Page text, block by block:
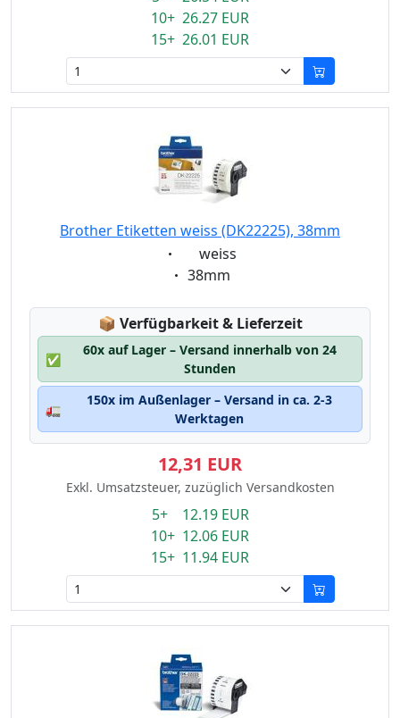
10+ 26.27 EUR
15+ 26.01 EUR
Brother Etiketten weiss (DK22225), 38mm
Eigenschaft:
weiss
Eigenschaft:
38mm
📦 Lagerstatus:
Verfügbarkeit & Lieferzeit
✅
60x auf Lager – Versand innerhalb von 24
Stunden
🚛
150x im Außenlager – Versand in ca. 2-3
Werktagen
12,31 EUR
Exkl. Umsatzsteuer, zuzüglich Versandkosten
5+ 12.19 EUR
10+ 12.06 EUR
15+ 11.94 EUR